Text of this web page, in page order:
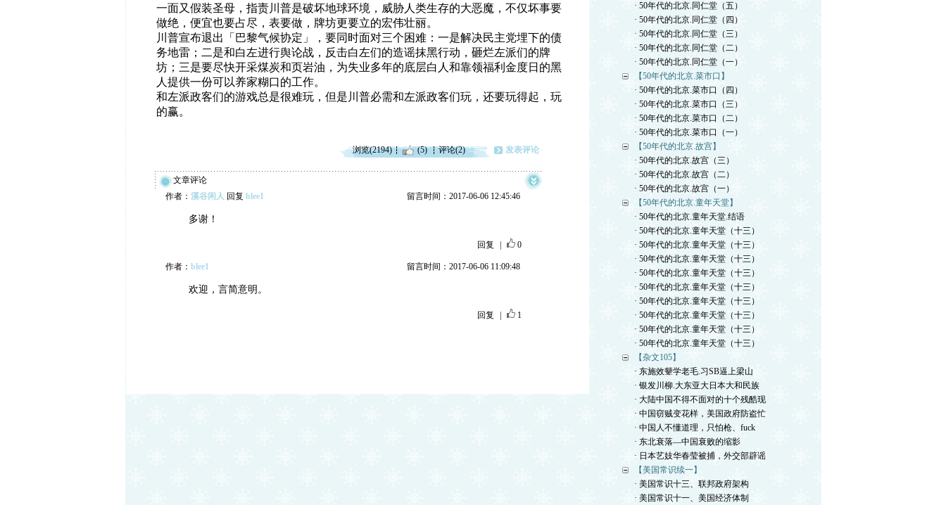
一面又假装圣母，指责川普是破坏地球环境，威胁人类生存的大恶魔，不仅坏事要
做绝，便宜也要占尽，表要做，牌坊更要立的宏伟壮丽。
川普宣布退出「巴黎气候协定」，要同时面对三个困难：一是解决民主党埋下的债
务地雷；二是和白左进行舆论战，反击白左们的造谣抹黑行动，砸烂左派们的牌
坊；三是要尽快开采煤炭和页岩油，为失业多年的底层白人和靠领福利金度日的黑
人提供一份可以养家糊口的工作。
和左派政客们的游戏总是很难玩，但是川普必需和左派政客们玩，还要玩得起，玩
的赢。
浏览(2194) (5) 评论(2) 发表评论
文章评论
作者： 溪谷闲人 回复 blee1 留言时间：2017-06-06 12:45:46
多谢！
回复 0
作者： blee1 留言时间：2017-06-06 11:09:48
欢迎，言简意明。
回复 1
· 50年代的北京.同仁堂（五）
· 50年代的北京.同仁堂（四）
· 50年代的北京.同仁堂（三）
· 50年代的北京.同仁堂（二）
· 50年代的北京.同仁堂（一）
【50年代的北京.菜市口】
· 50年代的北京.菜市口（四）
· 50年代的北京.菜市口（三）
· 50年代的北京.菜市口（二）
· 50年代的北京.菜市口（一）
【50年代的北京.故宫】
· 50年代的北京.故宫（三）
· 50年代的北京.故宫（二）
· 50年代的北京.故宫（一）
【50年代的北京.童年天堂】
· 50年代的北京.童年天堂.结语
· 50年代的北京.童年天堂（十三）
· 50年代的北京.童年天堂（十三）
· 50年代的北京.童年天堂（十三）
· 50年代的北京.童年天堂（十三）
· 50年代的北京.童年天堂（十三）
· 50年代的北京.童年天堂（十三）
· 50年代的北京.童年天堂（十三）
· 50年代的北京.童年天堂（十三）
· 50年代的北京.童年天堂（十三）
【杂文105】
· 东施效颦学老毛.习SB逼上梁山
· 银发川柳.大东亚大日本大和民族
· 大陆中国不得不面对的十个残酷现
· 中国窃贼变花样，美国政府防盗忙
· 中国人不懂道理，只怕枪、fuck
· 东北衰落—中国衰败的缩影
· 日本艺妓华春莹被捕，外交部辟谣
【美国常识续一】
· 美国常识十三、联邦政府架构
· 美国常识十一、美国经济体制